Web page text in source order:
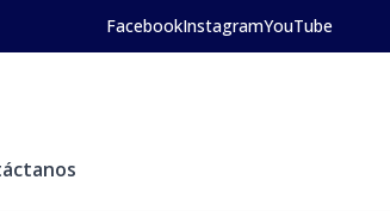
FacebookInstagramYouTube